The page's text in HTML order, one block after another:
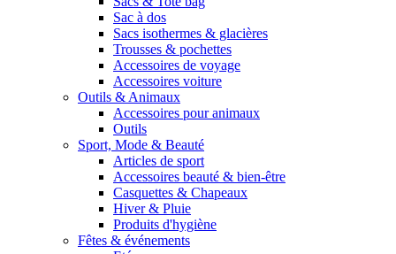
Sac à dos
Sacs isothermes & glacières
Trousses & pochettes
Accessoires de voyage
Accessoires voiture
Outils & Animaux
Accessoires pour animaux
Outils
Sport, Mode & Beauté
Articles de sport
Accessoires beauté & bien-être
Casquettes & Chapeaux
Hiver & Pluie
Produits d'hygiène
Fêtes & événements